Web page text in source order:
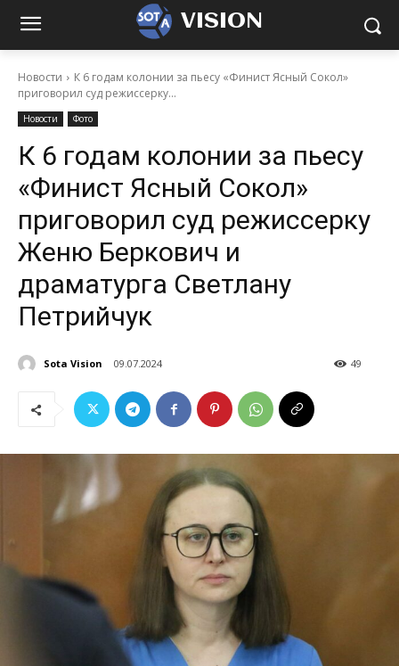
VISION
Новости
К 6 годам колонии за пьесу «Финист Ясный Сокол»
приговорил суд режиссерку...
Новости Фото
К 6 годам колонии за пьесу
«Финист Ясный Сокол»
приговорил суд режиссерку
Женю Беркович и
драматурга Светлану
Петрийчук
Sota Vision 09.07.2024 49